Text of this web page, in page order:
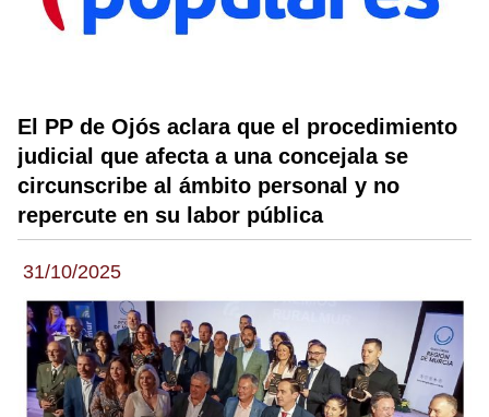
El PP de Ojós aclara que el procedimiento
judicial que afecta a una concejala se
circunscribe al ámbito personal y no
repercute en su labor pública
31/10/2025